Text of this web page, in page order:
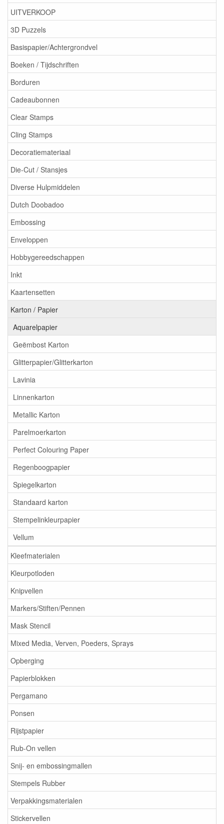
UITVERKOOP
3D Puzzels
Basispapier/Achtergrondvel
Boeken / Tijdschriften
Borduren
Cadeaubonnen
Clear Stamps
Cling Stamps
Decoratiemateriaal
Die-Cut / Stansjes
Diverse Hulpmiddelen
Dutch Doobadoo
Embossing
Enveloppen
Hobbygereedschappen
Inkt
Kaartensetten
Karton / Papier
Aquarelpapier
Geëmbost Karton
Glitterpapier/Glitterkarton
Lavinia
Linnenkarton
Metallic Karton
Parelmoerkarton
Perfect Colouring Paper
Regenboogpapier
Spiegelkarton
Standaard karton
Stempelinkleurpapier
Vellum
Kleefmaterialen
Kleurpotloden
Knipvellen
Markers/Stiften/Pennen
Mask Stencil
Mixed Media, Verven, Poeders, Sprays
Opberging
Papierblokken
Pergamano
Ponsen
Rijstpapier
Rub-On vellen
Snij- en embossingmallen
Stempels Rubber
Verpakkingsmaterialen
Stickervellen